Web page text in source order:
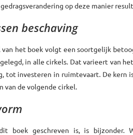
op deze manier
beschaving
het boek volgt een soortgelijk
in alle cirkels. Dat varieert van
tot investeren in ruimtevaart. De
van de volgende cirkel.
boek geschreven is, is bijzonder.